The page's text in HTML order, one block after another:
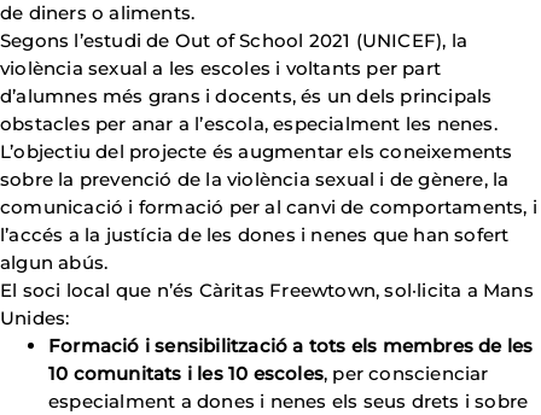
de diners o aliments.
Segons l’estudi de Out of School 2021 (UNICEF), la
violència sexual a les escoles i voltants per part
d’alumnes més grans i docents, és un dels principals
obstacles per anar a l’escola, especialment les nenes.
L’objectiu del projecte és augmentar els coneixements
sobre la prevenció de la violència sexual i de gènere, la
comunicació i formació per al canvi de comportaments, i
l’accés a la justícia de les dones i nenes que han sofert
algun abús.
El soci local que n’és Càritas Freewtown, sol·licita a Mans
Unides:
Formació i sensibilització a tots els membres de les
10 comunitats i les 10 escoles, per conscienciar
especialment a dones i nenes els seus drets i sobre